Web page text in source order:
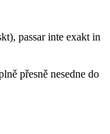
passar inte exakt in
přesně nesedne do